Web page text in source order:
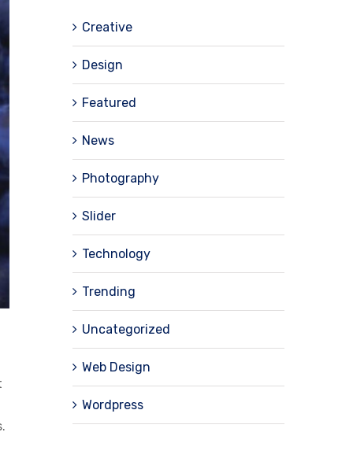
Creative
Design
Featured
News
Photography
Slider
Technology
Trending
Uncategorized
Web Design
Wordpress